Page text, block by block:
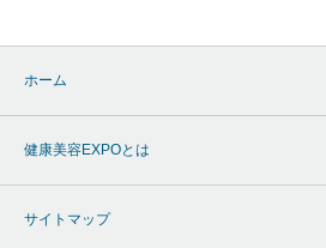
ホーム
健康美容EXPOとは
サイトマップ